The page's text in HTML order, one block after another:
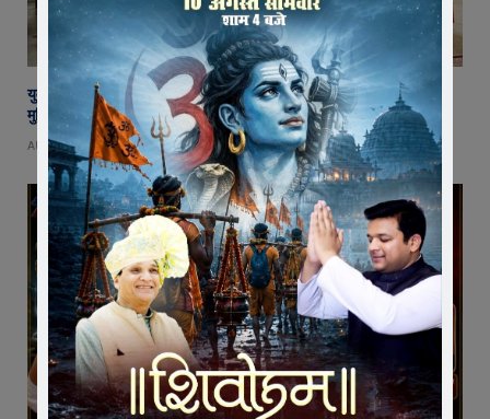
युवा शक्ति में विश्व बदलने की क्षमता, बस ऊर्जा को सही दिशा मिले : राष्ट्रसंत कमल
मुनि
AUGUST 8, 2026